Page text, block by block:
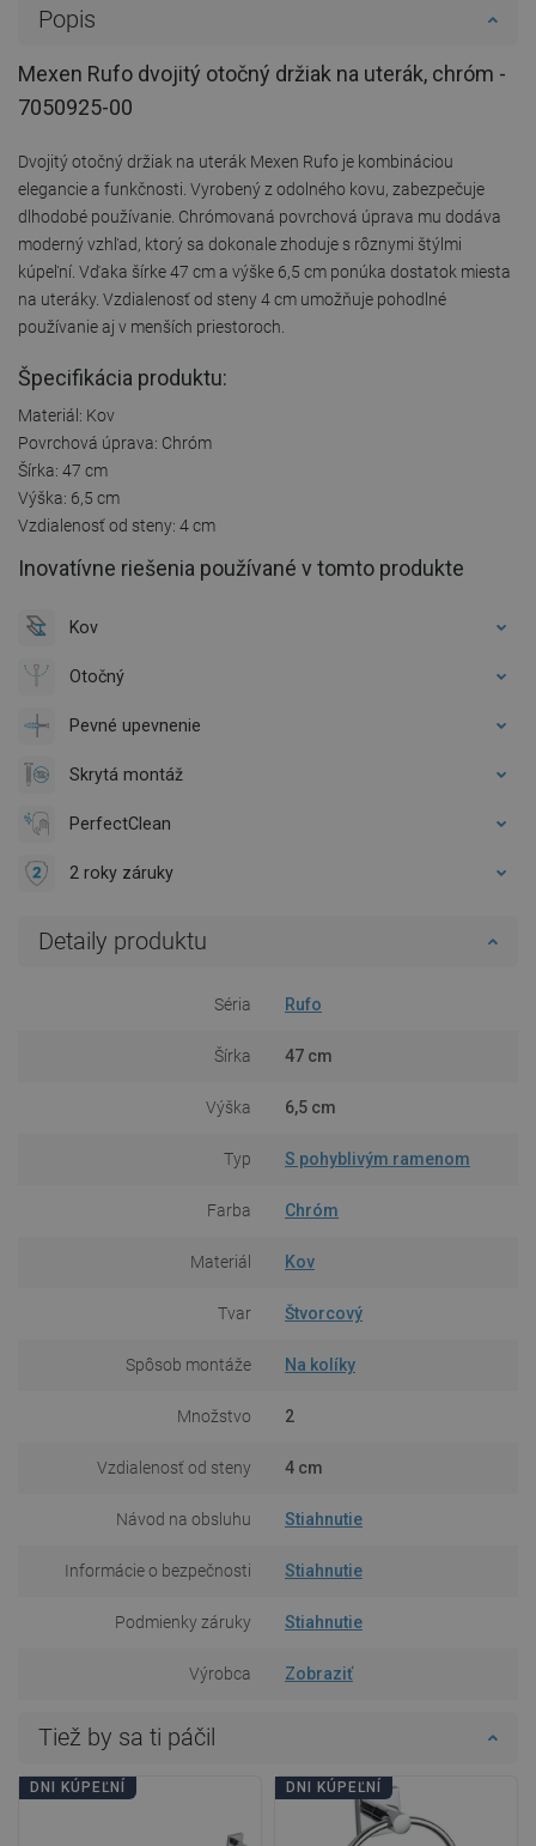
Popis
Mexen Rufo dvojitý otočný držiak na uterák, chróm -
7050925-00
Dvojitý otočný držiak na uterák Mexen Rufo je kombináciou
elegancie a funkčnosti. Vyrobený z odolného kovu, zabezpečuje
dlhodobé používanie. Chrómovaná povrchová úprava mu dodáva
moderný vzhľad, ktorý sa dokonale zhoduje s rôznymi štýlmi
kúpeľní. Vďaka šírke 47 cm a výške 6,5 cm ponúka dostatok miesta
na uteráky. Vzdialenosť od steny 4 cm umožňuje pohodlné
používanie aj v menších priestoroch.
Špecifikácia produktu:
Materiál: Kov
Povrchová úprava: Chróm
Šírka: 47 cm
Výška: 6,5 cm
Vzdialenosť od steny: 4 cm
Inovatívne riešenia používané v tomto produkte
Kov
Otočný
Pevné upevnenie
Skrytá montáž
PerfectClean
2 roky záruky
Detaily produktu
Séria Rufo
Šírka 47 cm
Výška 6,5 cm
Typ S pohyblivým ramenom
Farba Chróm
Materiál Kov
Tvar Štvorcový
Spôsob montáže Na kolíky
Množstvo 2
Vzdialenosť od steny 4 cm
Návod na obsluhu Stiahnutie
Informácie o bezpečnosti Stiahnutie
Podmienky záruky Stiahnutie
Výrobca Zobraziť
Tiež by sa ti páčil
DNI KÚPEĽNÍ DNI KÚPEĽNÍ